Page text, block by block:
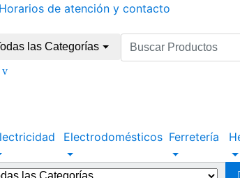
Horarios de atención y contacto
las Categorías
Resultados
para:
Electrodomésticos Ferretería